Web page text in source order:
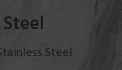
Steel